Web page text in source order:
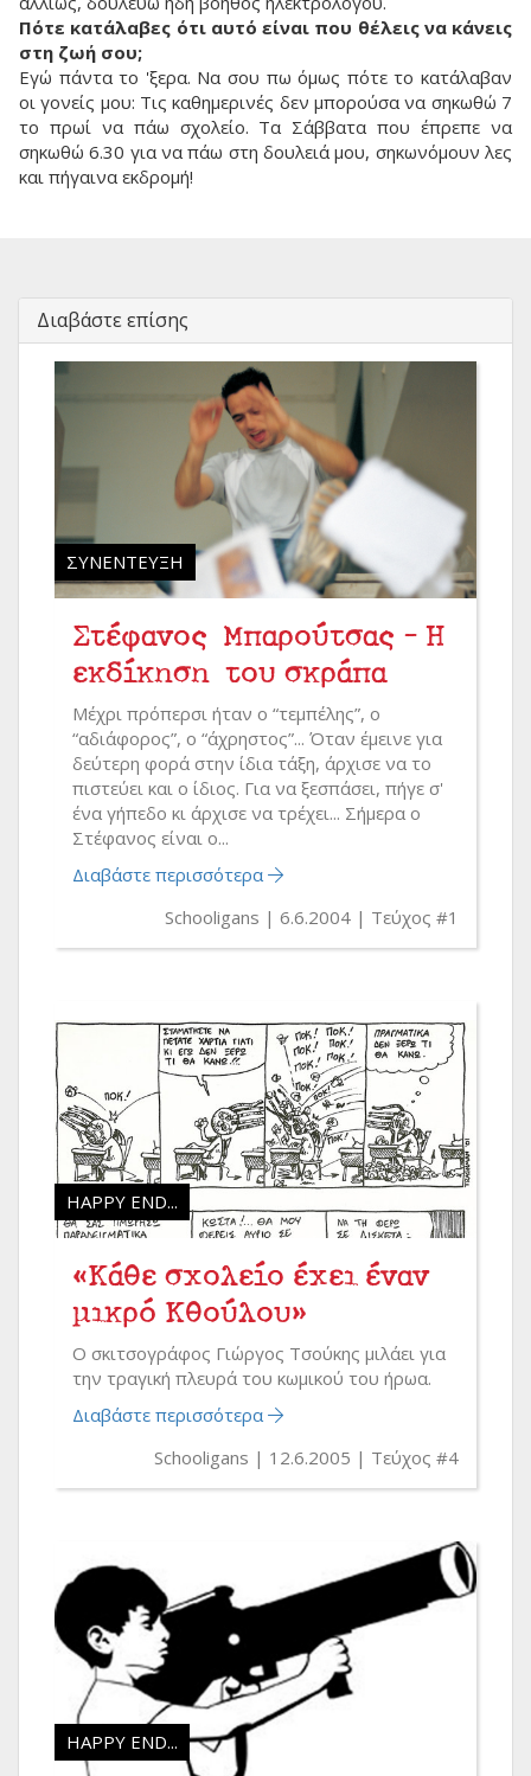
Πότε κατάλαβες ότι αυτό είναι που θέλεις να κάνεις
στη ζωή σου;
Εγώ πάντα το 'ξερα. Να σου πω όμως πότε το κατάλαβαν
οι γονείς μου: Τις καθημερινές δεν μπορούσα να σηκωθώ 7
το πρωί να πάω σχολείο. Τα Σάββατα που έπρεπε να
σηκωθώ 6.30 για να πάω στη δουλειά μου, σηκωνόμουν λες
και πήγαινα εκδρομή!
Διαβάστε επίσης
ΣΥΝΈΝΤΕΥΞΗ
Στέφανος Μπαρούτσας - Η
εκδίκηση του σκράπα
Μέχρι πρόπερσι ήταν ο “τεμπέλης”, ο
“αδιάφορος”, ο “άχρηστος”... Όταν έμεινε για
δεύτερη φορά στην ίδια τάξη, άρχισε να το
πιστεύει και ο ίδιος. Για να ξεσπάσει, πήγε σ'
ένα γήπεδο κι άρχισε να τρέχει... Σήμερα ο
Στέφανος είναι ο...
Διαβάστε περισσότερα
Schooligans
6.6.2004 Τεύχος #1
HAPPY END...
«Κάθε σχολείο έχει έναν
μικρό Κθούλου»
Ο σκιτσογράφος Γιώργος Τσούκης μιλάει για
την τραγική πλευρά του κωμικού του ήρωα.
Διαβάστε περισσότερα
Schooligans
12.6.2005 Τεύχος #4
HAPPY END...